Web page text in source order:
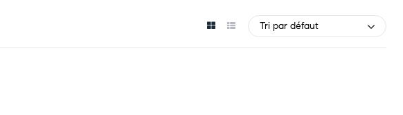
Tri par défaut